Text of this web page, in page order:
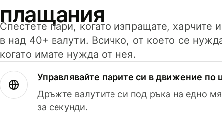
плащания
Спестете пари, когато изпращате, харчите
в над 40+ валути. Всичко, от което се
когато имате нужда от нея.
Управлявайте парите си в движение по
Дръжте валутите си под ръка на едно
за секунди.